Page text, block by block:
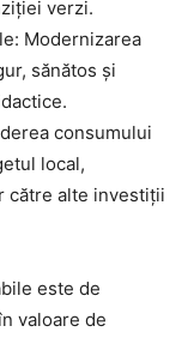
verzi.
Modernizarea
sănătos și
consumului
local,
către alte investiții
este de
valoare de